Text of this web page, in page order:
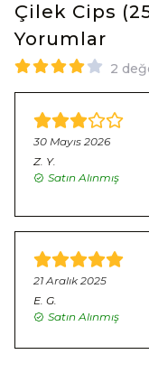
Çilek Cips
Yorumlar
2
30 Mayıs 2026
Z. Y.
Satın Alınmış
21 Aralık 2025
E. G.
Satın Alınmış